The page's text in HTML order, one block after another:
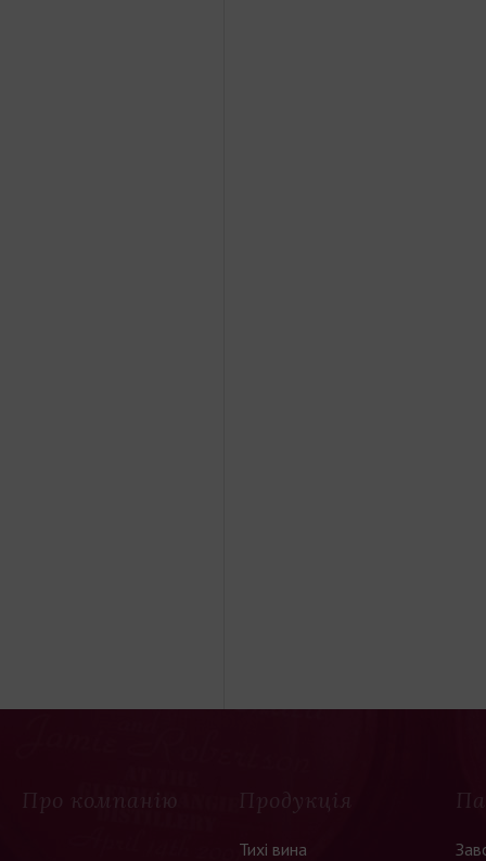
Про компанію Продукція
Тихі вина